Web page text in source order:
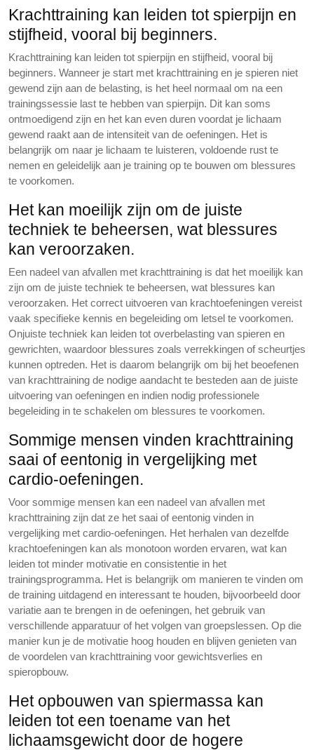
Krachttraining kan leiden tot spierpijn en
stijfheid, vooral bij beginners.
Krachttraining kan leiden tot spierpijn en stijfheid, vooral bij
beginners. Wanneer je start met krachttraining en je spieren niet
gewend zijn aan de belasting, is het heel normaal om na een
trainingssessie last te hebben van spierpijn. Dit kan soms
ontmoedigend zijn en het kan even duren voordat je lichaam
gewend raakt aan de intensiteit van de oefeningen. Het is
belangrijk om naar je lichaam te luisteren, voldoende rust te
nemen en geleidelijk aan je training op te bouwen om blessures
te voorkomen.
Het kan moeilijk zijn om de juiste
techniek te beheersen, wat blessures
kan veroorzaken.
Een nadeel van afvallen met krachttraining is dat het moeilijk kan
zijn om de juiste techniek te beheersen, wat blessures kan
veroorzaken. Het correct uitvoeren van krachtoefeningen vereist
vaak specifieke kennis en begeleiding om letsel te voorkomen.
Onjuiste techniek kan leiden tot overbelasting van spieren en
gewrichten, waardoor blessures zoals verrekkingen of scheurtjes
kunnen optreden. Het is daarom belangrijk om bij het beoefenen
van krachttraining de nodige aandacht te besteden aan de juiste
uitvoering van oefeningen en indien nodig professionele
begeleiding in te schakelen om blessures te voorkomen.
Sommige mensen vinden krachttraining
saai of eentonig in vergelijking met
cardio-oefeningen.
Voor sommige mensen kan een nadeel van afvallen met
krachttraining zijn dat ze het saai of eentonig vinden in
vergelijking met cardio-oefeningen. Het herhalen van dezelfde
krachtoefeningen kan als monotoon worden ervaren, wat kan
leiden tot minder motivatie en consistentie in het
trainingsprogramma. Het is belangrijk om manieren te vinden om
de training uitdagend en interessant te houden, bijvoorbeeld door
variatie aan te brengen in de oefeningen, het gebruik van
verschillende apparatuur of het volgen van groepslessen. Op die
manier kun je de motivatie hoog houden en blijven genieten van
de voordelen van krachttraining voor gewichtsverlies en
spieropbouw.
Het opbouwen van spiermassa kan
leiden tot een toename van het
lichaamsgewicht door de hogere